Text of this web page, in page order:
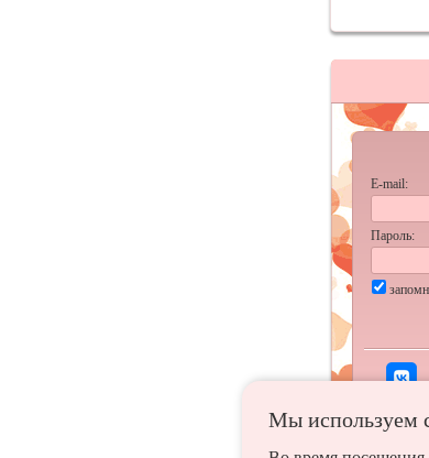
Мы используем
E-mail:
Пароль: